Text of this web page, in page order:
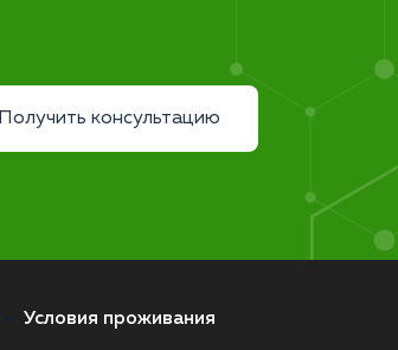
Получить консультацию
Условия проживания